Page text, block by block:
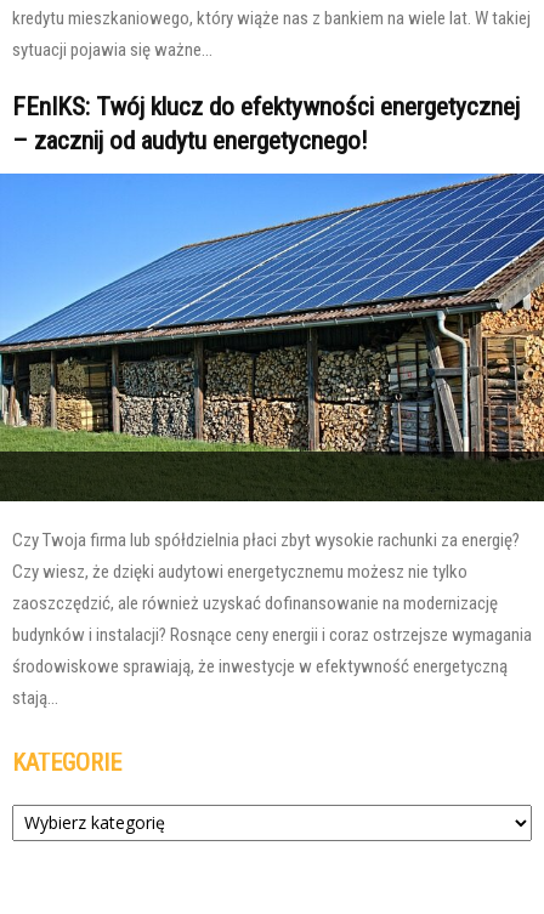
kredytu mieszkaniowego, który wiąże nas z bankiem na wiele lat. W takiej
sytuacji pojawia się ważne...
FEnIKS: Twój klucz do efektywności energetycznej
– zacznij od audytu energetycnego!
Czy Twoja firma lub spółdzielnia płaci zbyt wysokie rachunki za energię?
Czy wiesz, że dzięki audytowi energetycznemu możesz nie tylko
zaoszczędzić, ale również uzyskać dofinansowanie na modernizację
budynków i instalacji? Rosnące ceny energii i coraz ostrzejsze wymagania
środowiskowe sprawiają, że inwestycje w efektywność energetyczną
stają...
KATEGORIE
Kategorie